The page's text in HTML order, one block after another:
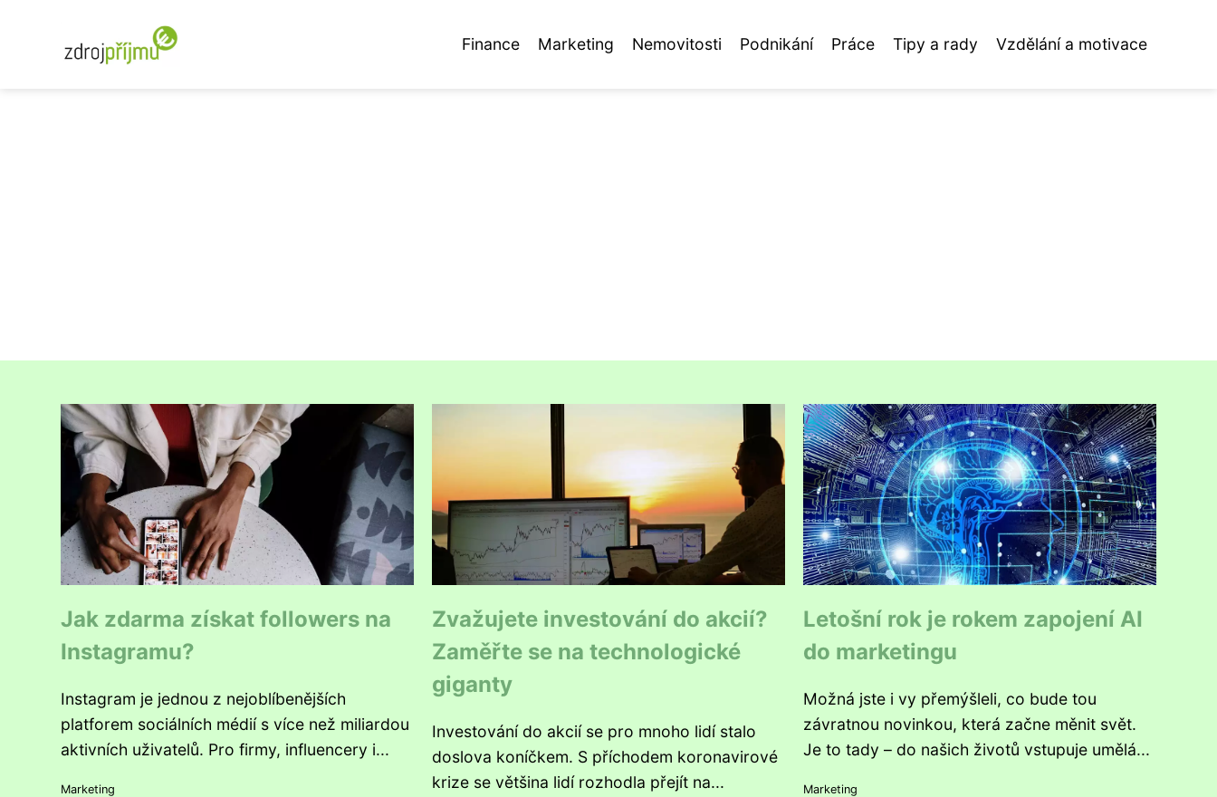
Finance Marketing Nemovitosti Podnikání Práce Tipy a rady Vzdělání a motivace
Jak zdarma získat followers na
Instagramu?
Instagram je jednou z nejoblíbenějších
platforem sociálních médií s více než miliardou
aktivních uživatelů. Pro firmy, influencery i...
Marketing
Zvažujete investování do akcií?
Zaměřte se na technologické
giganty
Investování do akcií se pro mnoho lidí stalo
doslova koníčkem. S příchodem koronavirové
krize se většina lidí rozhodla přejít na...
Letošní rok je rokem zapojení AI
do marketingu
Možná jste i vy přemýšleli, co bude tou
závratnou novinkou, která začne měnit svět.
Je to tady – do našich životů vstupuje umělá...
Marketing